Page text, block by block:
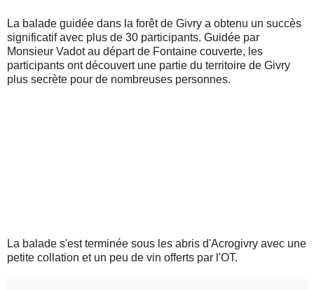
La balade guidée dans la forêt de Givry a obtenu un succès
significatif avec plus de 30 participants. Guidée par
Monsieur Vadot au départ de Fontaine couverte, les
participants ont découvert une partie du territoire de Givry
plus secrète pour de nombreuses personnes.
La balade s'est terminée sous les abris d'Acrogivry avec une
petite collation et un peu de vin offerts par l'OT.